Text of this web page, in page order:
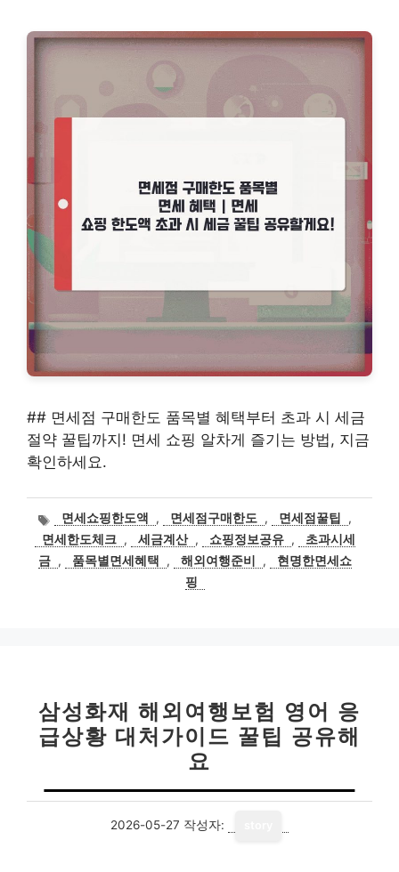
## 면세점 구매한도 품목별 혜택부터 초과 시 세금
절약 꿀팁까지! 면세 쇼핑 알차게 즐기는 방법, 지금
확인하세요.
태
그
면세쇼핑한도액 , 면세점구매한도 , 면세점꿀팁
,
면세한도체크 , 세금계산 , 쇼핑정보공유 ,
초과시세
금 , 품목별면세혜택 , 해외여행준비 ,
현명한면세쇼
핑
삼성화재 해외여행보험 영어 응
급상황 대처가이드 꿀팁 공유해
요
2026-05-27 작성자: